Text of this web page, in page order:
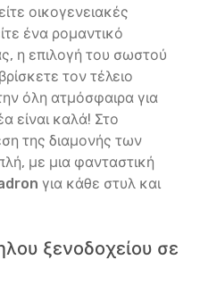
οικογενειακές
ένα ρομαντικό
η επιλογή του σωστού
τον τέλειο
όλη ατμόσφαιρα για
είναι καλά! Στο
της διαμονής των
με μια φανταστική
για κάθε στυλ και
ξενοδοχείου σε